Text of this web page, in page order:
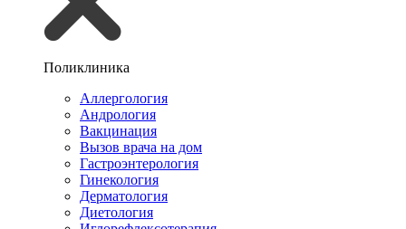
Поликлиника
Аллергология
Андрология
Вакцинация
Вызов врача на дом
Гастроэнтерология
Гинекология
Дерматология
Диетология